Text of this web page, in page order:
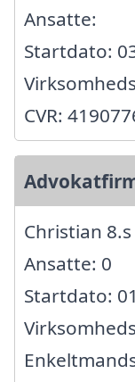
Ansatte:
Startdato:
CVR:
Christian
Ansatte: 0
Startdato: